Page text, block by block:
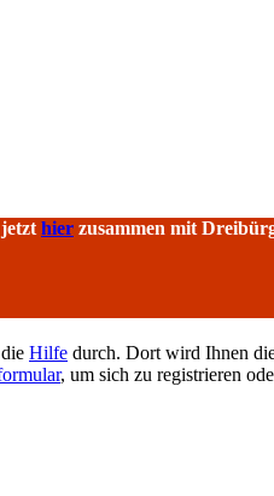
hier zusammen mit
Hilfe durch. Dort wird Ihnen
, um sich zu registrieren